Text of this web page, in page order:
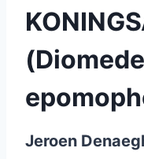
Jeroen